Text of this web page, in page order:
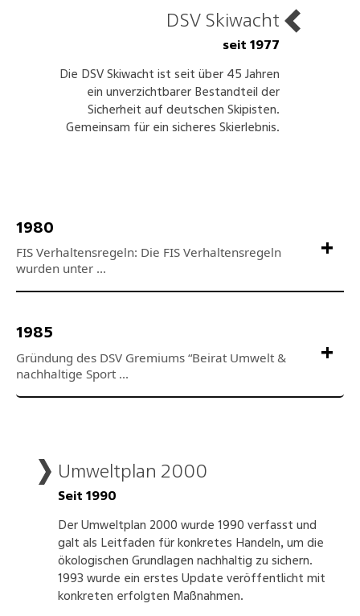
DSV Skiwacht
seit 1977
Die DSV Skiwacht ist seit über 45 Jahren
ein unverzichtbarer Bestandteil der
Sicherheit auf deutschen Skipisten.
Gemeinsam für ein sicheres Skierlebnis.
1980
1985
Umweltplan 2000
Seit 1990
Der Umweltplan 2000 wurde 1990 verfasst und
galt als Leitfaden für konkretes Handeln, um die
ökologischen Grundlagen nachhaltig zu sichern.
1993 wurde ein erstes Update veröffentlicht mit
konkreten erfolgten Maßnahmen.